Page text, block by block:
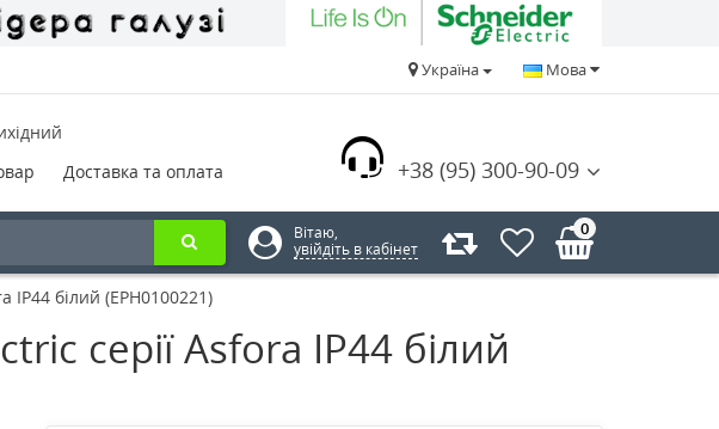
Мова
Україна
+38 (95) 300-90-09
Доставка та оплата
Вітаю,
увійдіть в кабінет
0
білий (EPH0100221)
серії Asfora IP44 білий